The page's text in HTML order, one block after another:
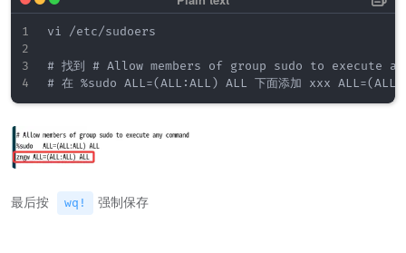
vi /etc/sudoers
# 找到 # Allow members of group sudo to execute any
最后按 wq! 强制保存